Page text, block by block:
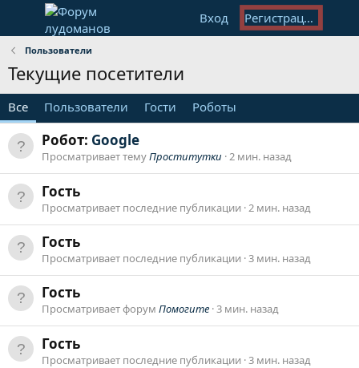
Вход Регистрация
Пользователи
Текущие посетители
Все Пользователи Гости Роботы
Робот: Google
Просматривает темуПроститутки 2 мин. назад
Гость
Просматривает последние публикации 2 мин. назад
Гость
Просматривает последние публикации 3 мин. назад
Гость
Просматривает форум Помогите 3 мин. назад
Гость
Просматривает последние публикации 3 мин. назад